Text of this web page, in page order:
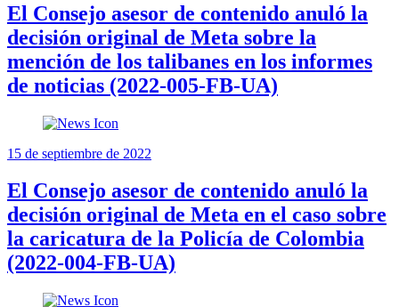
El Consejo asesor de contenido anuló la
decisión original de Meta sobre la
mención de los talibanes en los informes
de noticias (2022-005-FB-UA)
15 de septiembre de 2022
El Consejo asesor de contenido anuló la
decisión original de Meta en el caso sobre
la caricatura de la Policía de Colombia
(2022-004-FB-UA)